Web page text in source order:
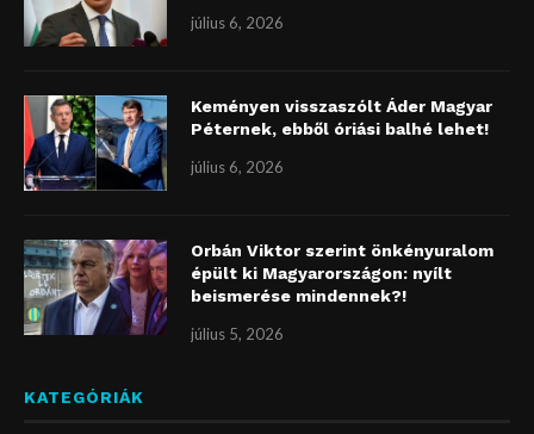
július 6, 2026
Keményen visszaszólt Áder Magyar
Péternek, ebből óriási balhé lehet!
július 6, 2026
Orbán Viktor szerint önkényuralom
épült ki Magyarországon: nyílt
beismerése mindennek?!
július 5, 2026
KATEGÓRIÁK